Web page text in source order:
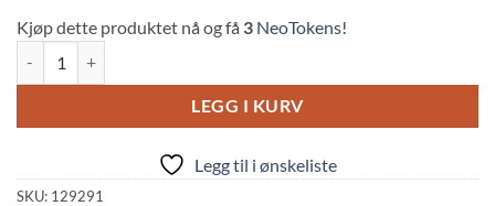
Kjøp dette produktet nå og få 3 NeoTokens!
LEGG I KURV
Legg til i ønskeliste
SKU: 129291